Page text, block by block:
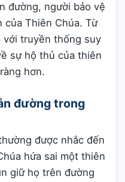
đường, người bảo vệ
của Thiên Chúa. Từ
với truyền thống suy
sự hộ thủ của thiên
hơn.
đường trong
được nhắc đến
hứa sai một thiên
giữ họ trên đường